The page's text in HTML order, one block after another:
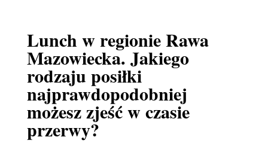
Lunch w regionie Rawa
Mazowiecka. Jakiego
rodzaju posiłki
najprawdopodobniej
możesz zjeść w czasie
przerwy?